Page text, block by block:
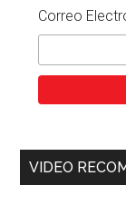
Correo
VIDEO